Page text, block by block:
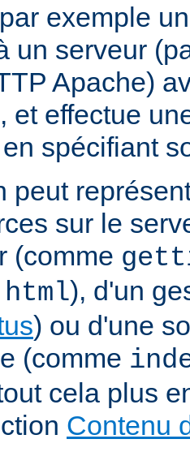
exemple
un serveur
Apache)
et effectue
spécifiant
peut
sur le
(comme
), d'un
) ou d'une
(comme
cela plus
Contenu